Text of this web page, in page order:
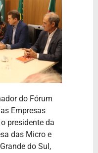
do Fórum
Empresas
presidente da
das Micro e
do Sul,